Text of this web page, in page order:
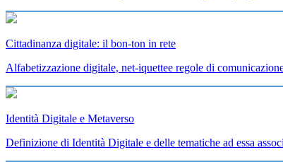
Cittadinanza digitale: il bon-ton in rete
Alfabetizzazione digitale, net-iquettee regole di
Identità Digitale e Metaverso
Definizione di Identità Digitale e delle tematiche ad essa